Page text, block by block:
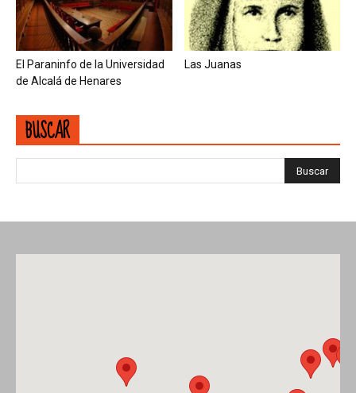
El Paraninfo de la Universidad
de Alcalá de Henares
Las Juanas
BUSCAR